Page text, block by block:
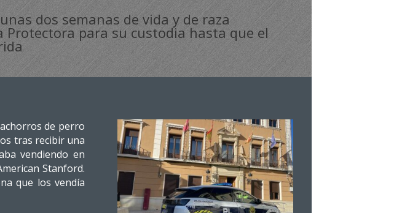
dos semanas de vida y de raza
para su custodia hasta que el
de perro
tras recibir una
vendiendo en
Stanford.
que los vendía